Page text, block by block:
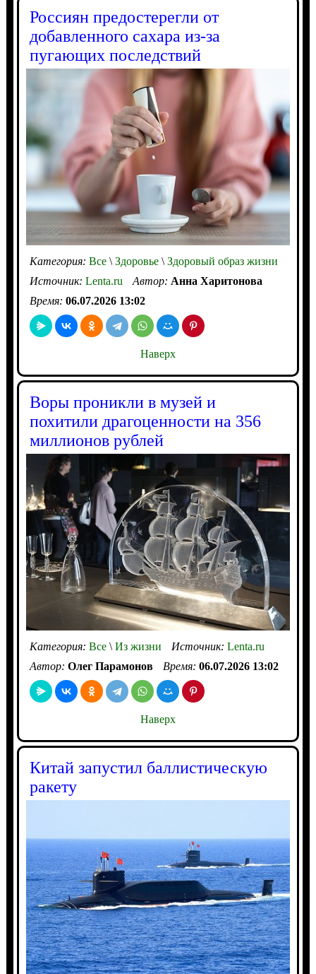
Россиян предостерегли от
добавленного сахара из-за
пугающих последствий
Категория: Все\Здоровье\Здоровый образ жизни
Источник: Lenta.ru Автор: Анна Харитонова
Время: 06.07.2026 13:02
Наверх
Воры проникли в музей и
похитили драгоценности на 356
миллионов рублей
Категория: Все\Из жизни Источник: Lenta.ru
Автор: Олег Парамонов Время: 06.07.2026 13:02
Наверх
Китай запустил баллистическую
ракету